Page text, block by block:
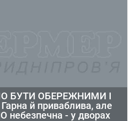
БУТИ ОБЕРЕЖНИМИ І
й приваблива, але
- у дворах